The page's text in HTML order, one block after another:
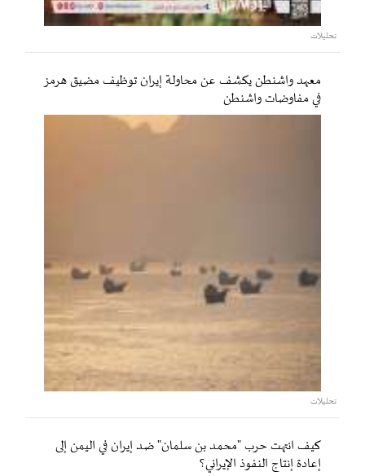
تحليلات
معهد واشنطن يكشف عن محاولة إيران توظيف مضيق هرمز
في مفاوضات واشنطن
تحليلات
كيف انتهت حرب "محمد بن سلمان" ضد إيران في اليمن إلى
إعادة إنتاج النفوذ الإيراني؟